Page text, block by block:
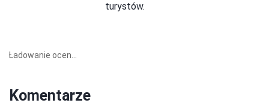
turystów.
Ładowanie ocen...
Komentarze